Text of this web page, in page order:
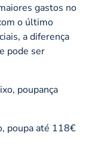
gastos no
o último
a diferença
pode ser
poupança
poupa até 118€